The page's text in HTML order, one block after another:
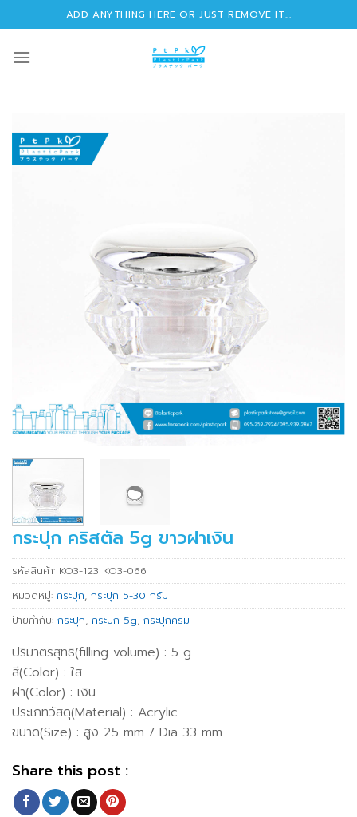
to
content
ADD ANYTHING HERE OR JUST REMOVE IT...
กระปุก คริสตัล 5g ขาวฝาเงิน
รหัสสินค้า: KO3-123 KO3-066
หมวดหมู่: กระปุก, กระปุก 5-30 กรัม
ป้ายกำกับ: กระปุก, กระปุก 5g, กระปุกครีม
ปริมาตรสุทธิ(filling volume) : 5 g.
สี(Color) : ใส
ฝา(Color) : เงิน
ประเภทวัสดุ(Material) : Acrylic
ขนาด(Size) : สูง 25 mm / Dia 33 mm
Share this post :